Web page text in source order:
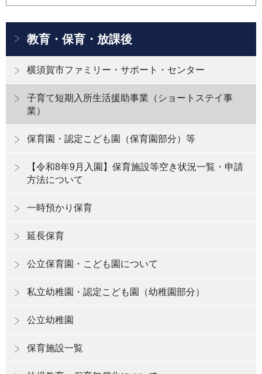
教育・保育・放課後
横須賀市ファミリー・サポート・センター
子育て短期入所生活援助事業（ショートステイ事
業）
保育園・認定こども園（保育園部分）等
【令和8年9月入園】保育施設等空き状況一覧・申請
方法について
一時預かり保育
延長保育
公立保育園・こども園について
私立幼稚園・認定こども園（幼稚園部分）
公立幼稚園
保育施設一覧